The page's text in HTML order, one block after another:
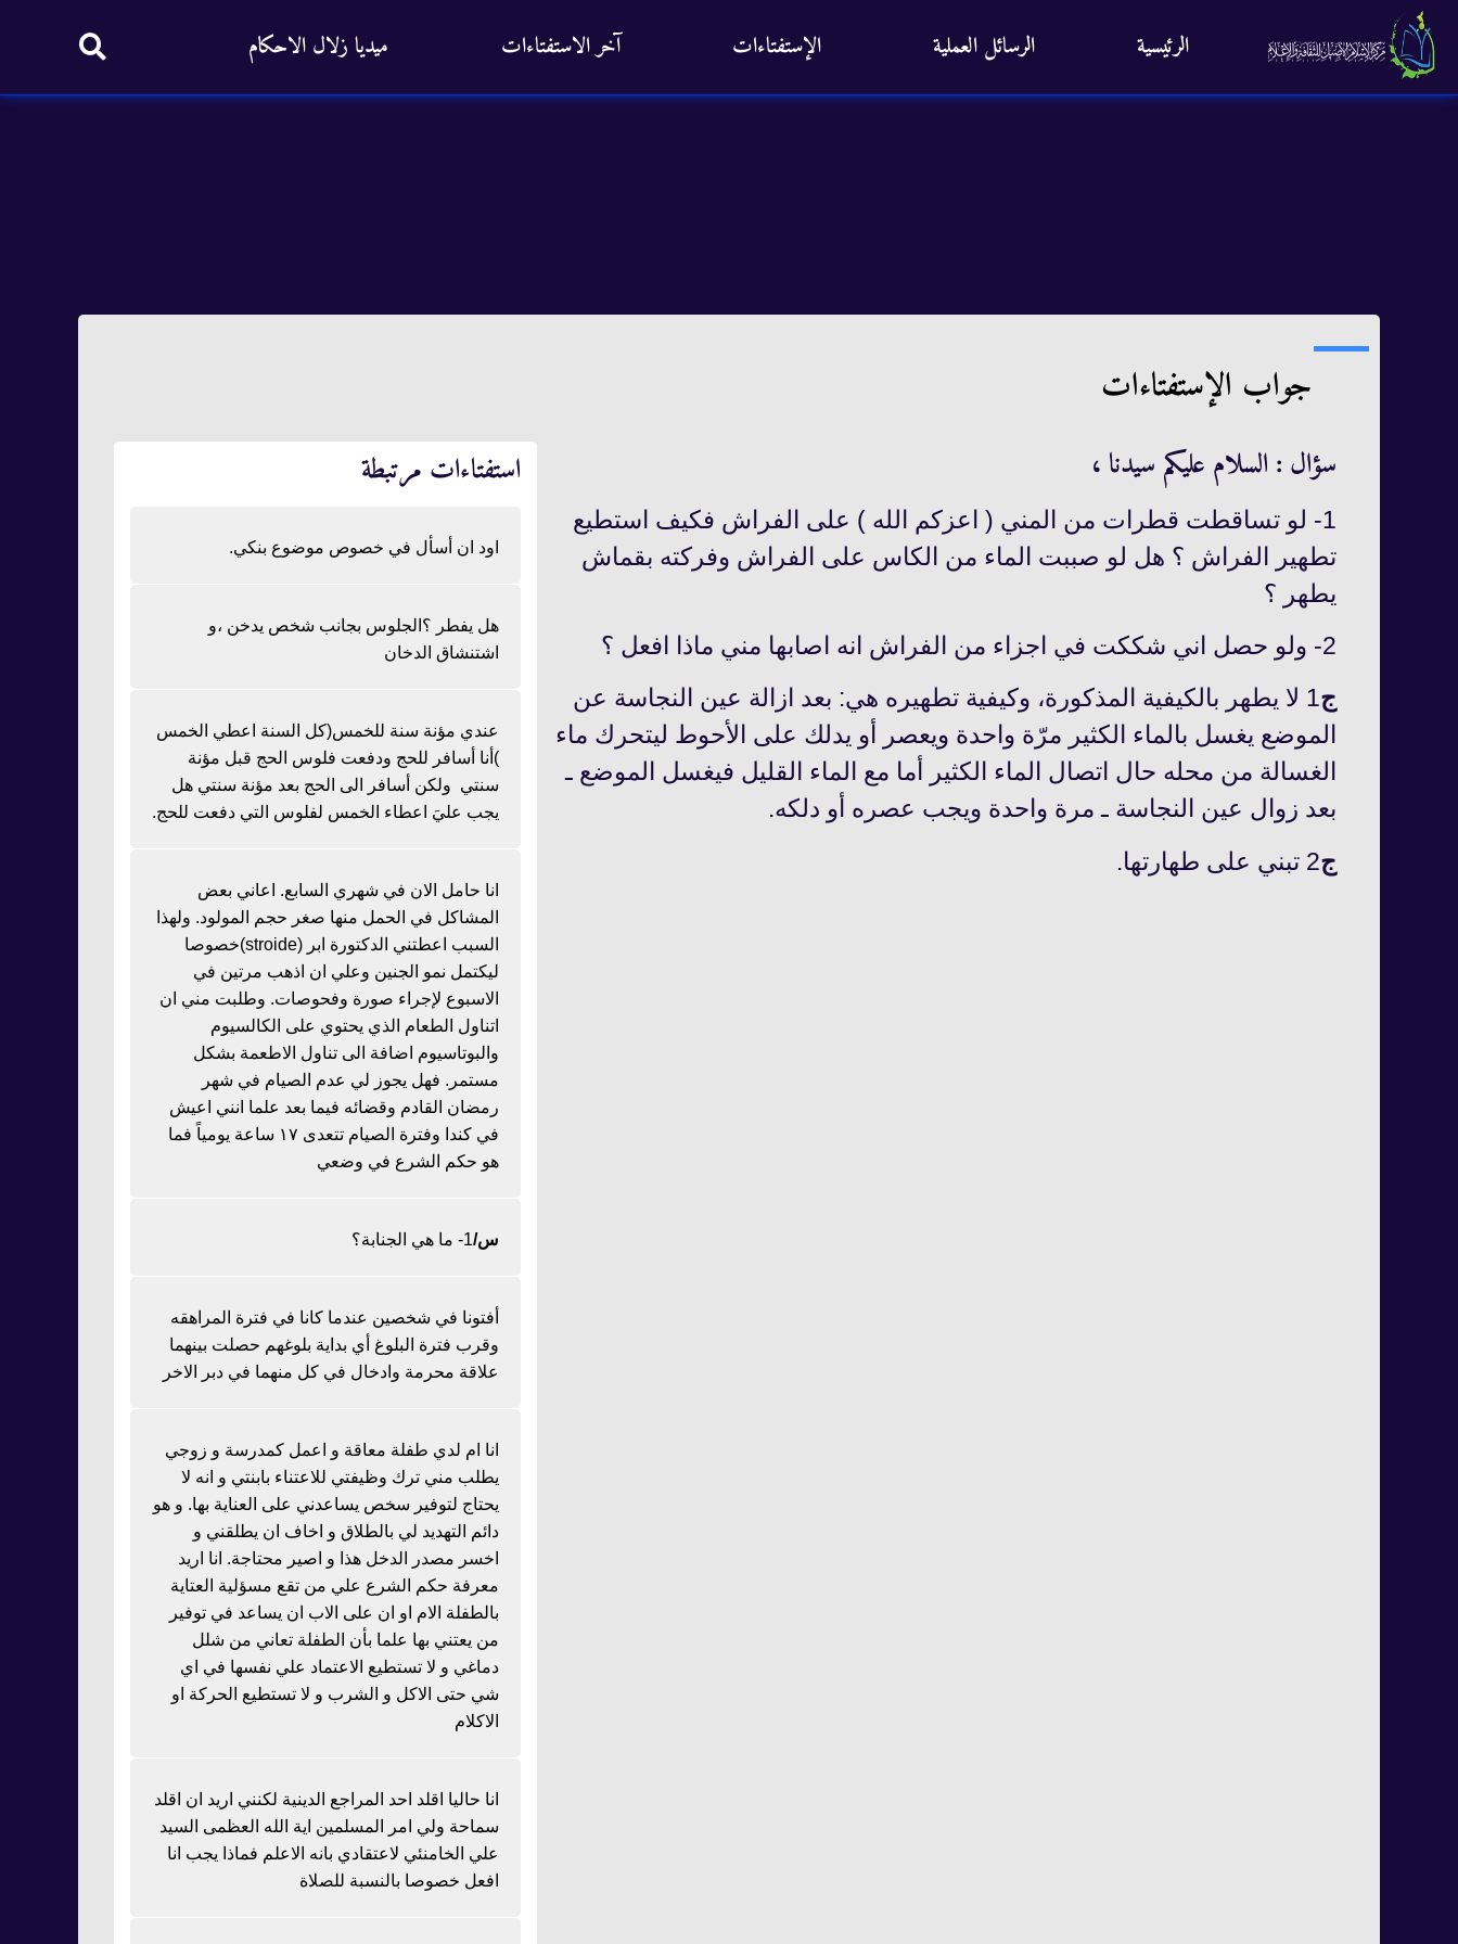
الرئيسية الرسائل العملية الإستفتاءات آخر الاستفتاءات ميديا زلال الاحكام
جواب الإستفتاءات
سؤال : السلام عليكم سيدنا ،
1- لو تساقطت قطرات من المني ( اعزكم الله ) على الفراش فكيف استطيع
تطهير الفراش ؟ هل لو صببت الماء من الكاس على الفراش وفركته بقماش
يطهر ؟
2- ولو حصل اني شككت في اجزاء من الفراش انه اصابها مني ماذا افعل ؟
ج
1 لا يطهر بالكيفية المذكورة، وكيفية تطهيره هي: بعد ازالة‌ عين النجاسة عن
الموضع يغسل بالماء الكثير مرّة واحدة ويعصر أو يدلك على الأحوط ليتحرك ماء
الغسالة من محله حال اتصال الماء الكثير أما مع الماء القليل فيغسل الموضع ـ
بعد زوال عين النجاسة ـ مرة واحدة ويجب عصره أو دلكه.
ج2 تبني علی طهارتها.
استفتاءات مرتبطة
اود ان أسأل في خصوص موضوع بنكي.
هل يفطر ؟الجلوس بجانب شخص يدخن ،و
اشتنشاق الدخان
عندي مؤنة سنة للخمس(كل السنة اعطي الخمس
)أنا أسافر للحج ودفعت فلوس الحج قبل مؤنة
سنتي ولكن أسافر الى الحج بعد مؤنة سنتي هل
يجب عليَ اعطاء الخمس لفلوس التي دفعت للحج.
انا حامل الان في شهري السابع. اعاني بعض
المشاكل في الحمل منها صغر حجم المولود. ولهذا
السبب اعطتني الدكتورة ابر (stroide)خصوصا
ليكتمل نمو الجنين وعلي ان اذهب مرتين في
الاسبوع لإجراء صورة وفحوصات. وطلبت مني ان
اتناول الطعام الذي يحتوي على الكالسيوم
والبوتاسيوم اضافة الى تناول الاطعمة بشكل
مستمر. فهل يجوز لي عدم الصيام في شهر
رمضان القادم وقضائه فيما بعد علما انني اعيش
في كندا وفترة الصيام تتعدى ١٧ ساعة يومياً فما
هو حكم الشرع في وضعي
س/1- ما هي الجنابة؟
أفتونا في شخصين عندما كانا في فترة المراهقه
وقرب فترة البلوغ أي بداية بلوغهم حصلت بينهما
علاقة محرمة وادخال في كل منهما في دبر الاخر
انا ام لدي طفلة معاقة و اعمل كمدرسة و زوجي
يطلب مني ترك وظيفتي للاعتناء بابنتي و انه لا
يحتاج لتوفير سخص يساعدني على العناية بها. و هو
دائم التهديد لي بالطلاق و اخاف ان يطلقني و
اخسر مصدر الدخل هذا و اصير محتاجة. انا اريد
معرفة حكم الشرع علي من تقع مسؤلية العتاية
بالطفلة الام او ان على الاب ان يساعد في توفير
من يعتني بها علما بأن الطفلة تعاني من شلل
دماغي و لا تستطيع الاعتماد علي نفسها في اي
شي حتى الاكل و الشرب و لا تستطيع الحركة او
الاكلام
انا حاليا اقلد احد المراجع الدينية لكنني اريد ان اقلد
سماحة ولي امر المسلمين اية الله العظمى السيد
علي الخامنئي لاعتقادي بانه الاعلم فماذا يجب انا
افعل خصوصا بالنسبة للصلاة